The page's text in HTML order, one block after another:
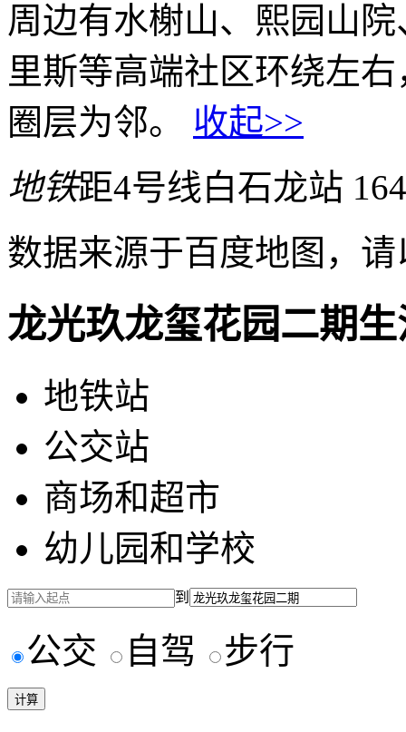
周边有水榭山、熙园山
里斯等高端社区环绕左
圈层为邻。 收起>>
地铁距4号线白石龙站
数据来源于百度地图，
龙光玖龙玺花园二期
地铁站
公交站
商场和超市
幼儿园和学校
到
公交 自驾 步行